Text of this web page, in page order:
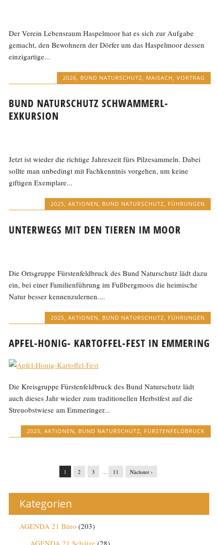
Der Verein Lebensraum Haspelmoor hat es sich zur Aufgabe
gemacht, den Bewohnern der Dörfer um das Haspelmoor dessen
einzigartige...
2026 BUND NATURSCHUTZ MAISACH VORTRAG
BUND NATURSCHUTZ SCHWAMMERL-
EXKURSION
Jetzt ist wieder die richtige Jahreszeit fürs Pilzesammeln. Dabei
sollte man unbedingt mit Fachkenntnis vorgehen, um keine
giftigen Exemplare...
2025, AKTIONEN, BUND NATURSCHUTZ, FÜHRUNGEN
UNTERWEGS MIT DEN TIEREN IM MOOR
Die Ortsgruppe Fürstenfeldbruck des Bund Naturschutz lädt dazu
ein, bei einer Familienführung im Fußbergmoos die heimische
Natur besser kennenzulernen....
2025 AKTIONEN BUND NATURSCHUTZ FÜHRUNGEN
APFEL-HONIG- KARTOFFEL-FEST IN EMMERING
Die Kreisgruppe Fürstenfeldbruck des Bund Naturschutz lädt
auch dieses Jahr wieder zum traditionellen Herbstfest auf die
Streuobstwiese am Emmeringer...
2025 AKTIONEN BUND NATURSCHUTZ FÜRSTENFELDBRUCK
1 2 3 … 11 Nächster ›
Kategorien
AGENDA 21 Büro (203)
AGENDA 21 Schätze(28)